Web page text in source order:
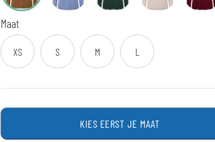
Maat
XS S M L
KIES EERST JE MAAT